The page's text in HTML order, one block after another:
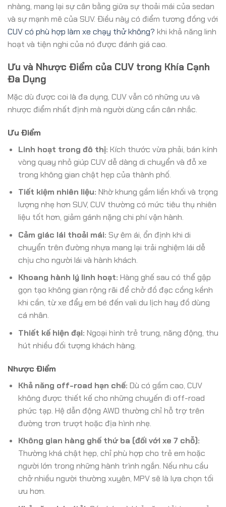
nhàng, mang lại sự cân bằng giữa sự thoải mái của sedan
và sự mạnh mẽ của SUV. Điều này có điểm tương đồng với
CUV có phù hợp làm xe chạy thử không? khi khả năng linh
hoạt và tiện nghi của nó được đánh giá cao.
Ưu và Nhược Điểm của CUV trong Khía Cạnh
Đa Dụng
Mặc dù được coi là đa dụng, CUV vẫn có những ưu và
nhược điểm nhất định mà người dùng cần cân nhắc.
Ưu Điểm
Linh hoạt trong đô thị: Kích thước vừa phải, bán kính
vòng quay nhỏ giúp CUV dễ dàng di chuyển và đỗ xe
trong không gian chật hẹp của thành phố.
Tiết kiệm nhiên liệu: Nhờ khung gầm liền khối và trọng
lượng nhẹ hơn SUV, CUV thường có mức tiêu thụ nhiên
liệu tốt hơn, giảm gánh nặng chi phí vận hành.
Cảm giác lái thoải mái: Sự êm ái, ổn định khi di
chuyển trên đường nhựa mang lại trải nghiệm lái dễ
chịu cho người lái và hành khách.
Khoang hành lý linh hoạt: Hàng ghế sau có thể gập
gọn tạo không gian rộng rãi để chở đồ đạc cồng kềnh
khi cần, từ xe đẩy em bé đến vali du lịch hay đồ dùng
cá nhân.
Thiết kế hiện đại: Ngoại hình trẻ trung, năng động, thu
hút nhiều đối tượng khách hàng.
Nhược Điểm
Khả năng off-road hạn chế: Dù có gầm cao, CUV
không được thiết kế cho những chuyến đi off-road
phức tạp. Hệ dẫn động AWD thường chỉ hỗ trợ trên
đường trơn trượt hoặc địa hình nhẹ.
Không gian hàng ghế thứ ba (đối với xe 7 chỗ):
Thường khá chật hẹp, chỉ phù hợp cho trẻ em hoặc
người lớn trong những hành trình ngắn. Nếu nhu cầu
chở nhiều người thường xuyên, MPV sẽ là lựa chọn tối
ưu hơn.